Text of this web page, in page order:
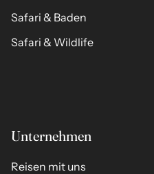
Safari & Baden
Safari & Wildlife
Unternehmen
Reisen mit uns